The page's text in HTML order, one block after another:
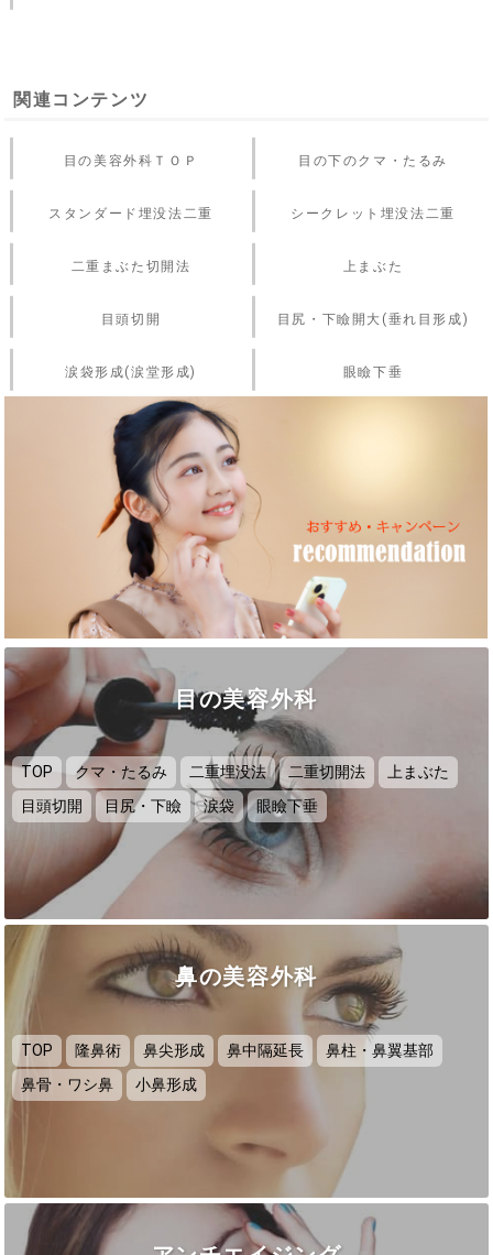
関連コンテンツ
目の美容外科ＴＯＰ 目の下のクマ・たるみ
スタンダード埋没法二重 シークレット埋没法二重
二重まぶた切開法 上まぶた
目頭切開 目尻・下瞼開大(垂れ目形成)
涙袋形成(涙堂形成) 眼瞼下垂
目の美容外科
TOP クマ・たるみ 二重埋没法 二重切開法
上まぶた
目頭切開
目尻・下瞼 涙袋 眼瞼下垂
鼻の美容外科
TOP 隆鼻術 鼻尖形成 鼻中隔延長
鼻柱・鼻翼基部
鼻骨・ワシ鼻
小鼻形成